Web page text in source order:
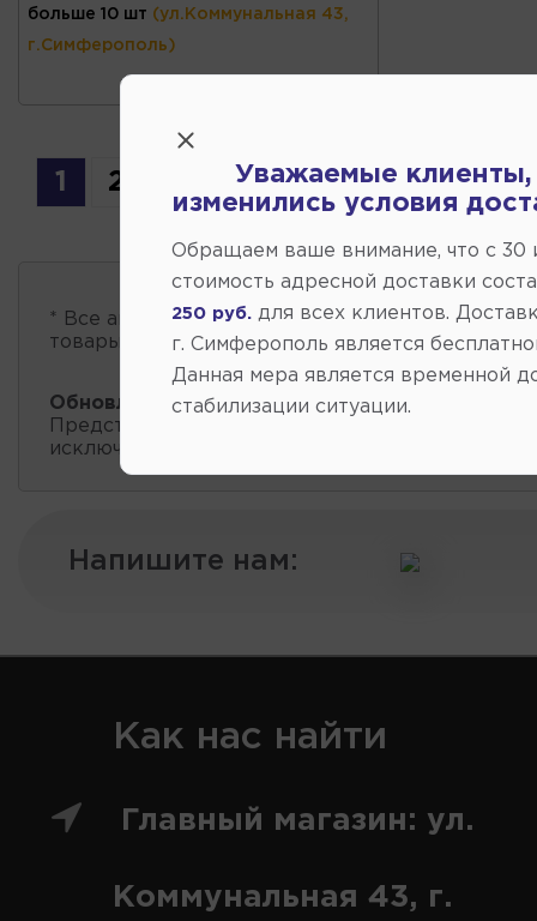
больше 10 шт (ул.Коммунальная 43,
г.Симферополь)
1 2 4 5 6 7 8
* Все автозапчастиесть в наличии, обновление
товары проходит несколько раз в сутки.
Обновление остатков и цен: 17:41 2026-08-09
Представленные данные о запчастях на этой
исключительно информационный характер.
Напишите нам:
Как нас найти
Главный магазин: ул.
Коммунальная 43, г.
Уважаемые клиенты,
изменились условия
Обращаем ваше внимание, что c 30
стоимость адресной доставки
250 руб. для всех клиентов.
г. Симферополь является
Данная мера является временной
стабилизации ситуации.